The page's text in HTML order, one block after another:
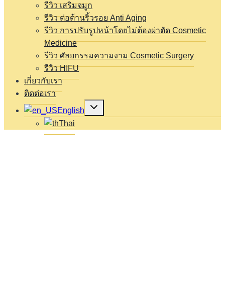
รีวิว เสริมจมูก
รีวิว ต่อต้านริ้วรอย Anti Aging
รีวิว การปรับรูปหน้าโดยไม่ต้องผ่าตัด Cosmetic
Medicine
รีวิว ศัลยกรรมความงาม Cosmetic Surgery
รีวิว HIFU
เกี่ยวกับเรา
ติดต่อเรา
English
Expand
child
menu
Thai